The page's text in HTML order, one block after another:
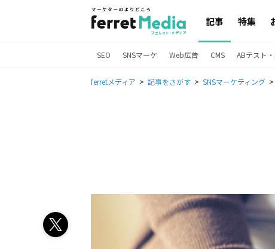
記事 特集
SEO SNSマーケ Web広告 CMS ABテスト・
ferretメディア 記事をさがす SNSマーケティング